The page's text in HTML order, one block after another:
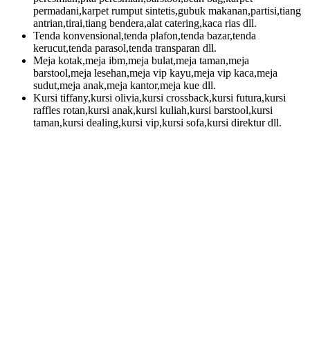
permadani,karpet rumput sintetis,gubuk makanan,partisi,tiang
antrian,tirai,tiang bendera,alat catering,kaca rias dll.
Tenda konvensional,tenda plafon,tenda bazar,tenda
kerucut,tenda parasol,tenda transparan dll.
Meja kotak,meja ibm,meja bulat,meja taman,meja
barstool,meja lesehan,meja vip kayu,meja vip kaca,meja
sudut,meja anak,meja kantor,meja kue dll.
Kursi tiffany,kursi olivia,kursi crossback,kursi futura,kursi
raffles rotan,kursi anak,kursi kuliah,kursi barstool,kursi
taman,kursi dealing,kursi vip,kursi sofa,kursi direktur dll.